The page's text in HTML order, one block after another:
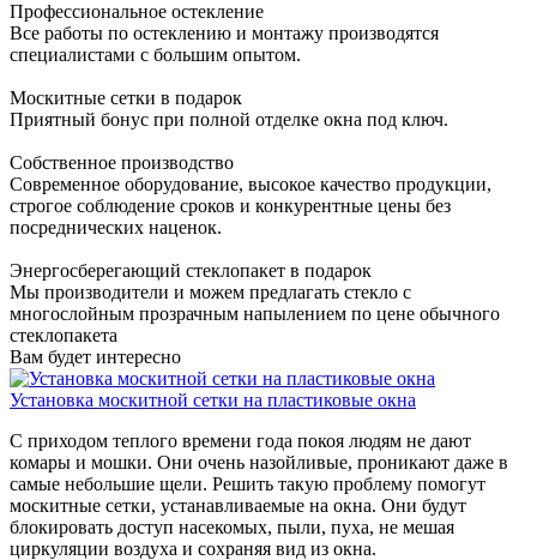
Профессиональное остекление
Все работы по остеклению и монтажу производятся
специалистами с большим опытом.
Москитные сетки в подарок
Приятный бонус при полной отделке окна под ключ.
Собственное производство
Современное оборудование, высокое качество продукции,
строгое соблюдение сроков и конкурентные цены без
посреднических наценок.
Энергосберегающий стеклопакет в подарок
Мы производители и можем предлагать стекло с
многослойным прозрачным напылением по цене обычного
стеклопакета
Вам будет интересно
Установка москитной сетки на пластиковые окна
С приходом теплого времени года покоя людям не дают
комары и мошки. Они очень назойливые, проникают даже в
самые небольшие щели. Решить такую проблему помогут
москитные сетки, устанавливаемые на окна. Они будут
блокировать доступ насекомых, пыли, пуха, не мешая
циркуляции воздуха и сохраняя вид из окна.